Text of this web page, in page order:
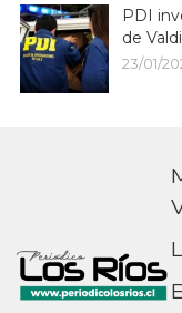
PDI
de
23/01/